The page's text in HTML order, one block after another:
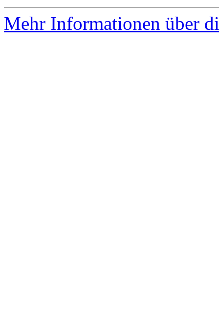
Mehr Informationen über